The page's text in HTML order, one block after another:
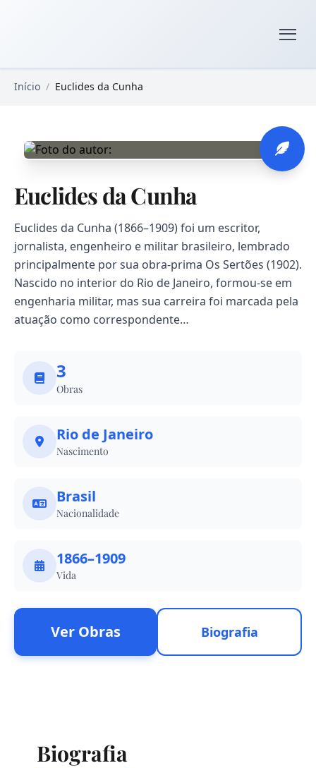
Início / Euclides da Cunha
Euclides da Cunha
Euclides da Cunha (1866–1909) foi um escritor,
jornalista, engenheiro e militar brasileiro, lembrado
principalmente por sua obra-prima Os Sertões (1902).
Nascido no interior do Rio de Janeiro, formou-se em
engenharia militar, mas sua carreira foi marcada pela
atuação como correspondente…
3
Obras
Rio de Janeiro
Nascimento
Brasil
Nacionalidade
1866–1909
Vida
Ver Obras Biografia
Biografia